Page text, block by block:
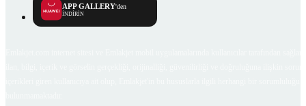
APP GALLERY'den
İNDİRİN